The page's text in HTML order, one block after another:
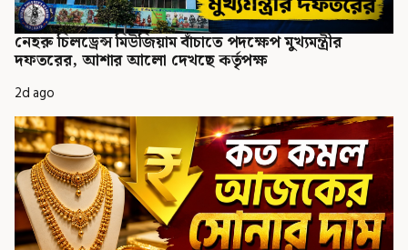
নেহরু চিলড্রেন্স মিউজিয়াম বাঁচাতে পদক্ষেপ মুখ্যমন্ত্রীর
দফতরের, আশার আলো দেখছে কর্তৃপক্ষ
2d ago